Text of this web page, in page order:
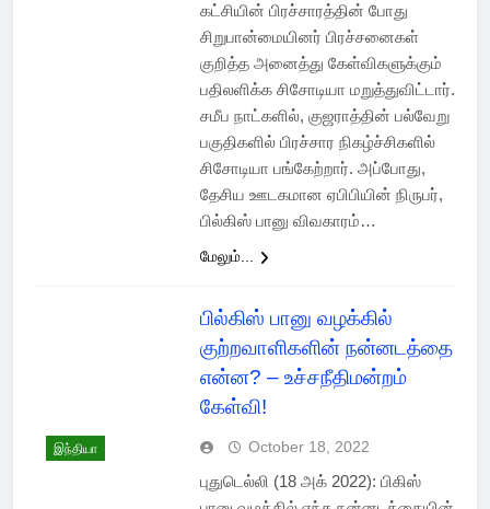
கட்சியின் பிரச்சாரத்தின் போது
சிறுபான்மையினர் பிரச்சனைகள்
குறித்த அனைத்து கேள்விகளுக்கும்
பதிலளிக்க சிசோடியா மறுத்துவிட்டார்.
சமீப நாட்களில், குஜராத்தின் பல்வேறு
பகுதிகளில் பிரச்சார நிகழ்ச்சிகளில்
சிசோடியா பங்கேற்றார். அப்போது,
தேசிய ஊடகமான ஏபிபியின் நிருபர்,
பில்கிஸ் பானு விவகாரம்…
மேலும்...
இந்தியா
பில்கிஸ் பானு வழக்கில்
குற்றவாளிகளின் நன்னடத்தை
என்ன? – உச்சநீதிமன்றம்
கேள்வி!
October 18, 2022
புதுடெல்லி (18 அக் 2022): பிகிஸ்